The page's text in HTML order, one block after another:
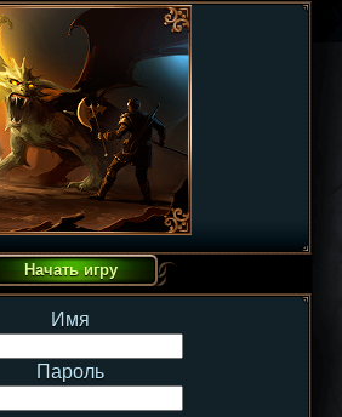
Имя
Пароль